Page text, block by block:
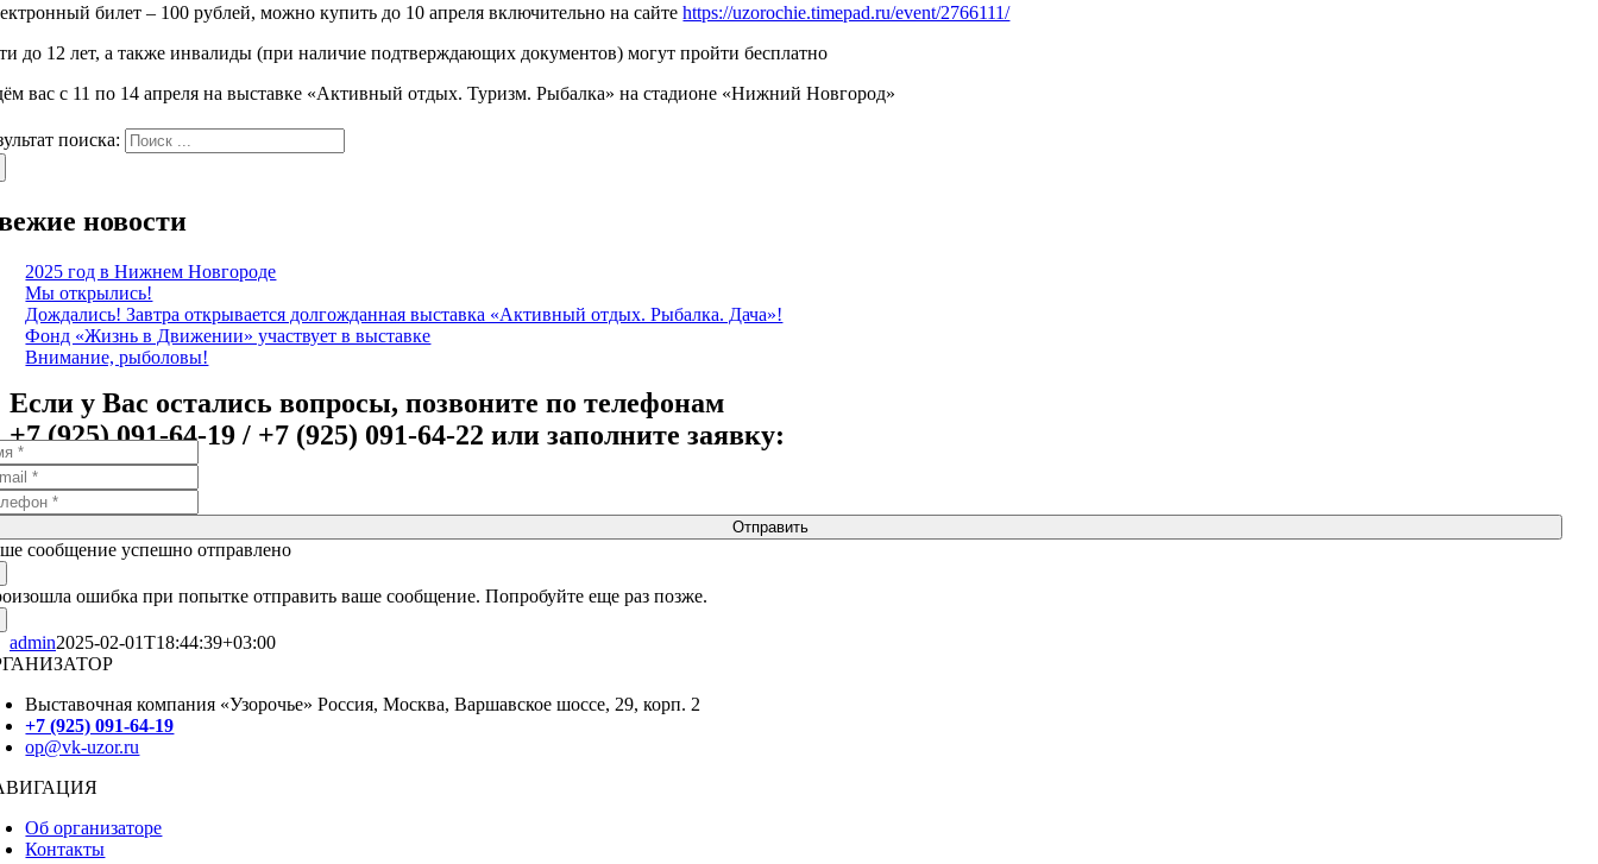
билет – 100 рублей, можно купить до 10 апреля включительно на сайтеhttps://uzorochie.timepad.ru/event/2766111/
до 12 лет, а также инвалиды (при наличие подтверждающих документов) могут пройти бесплатно
вас с 11 по 14 апреля на выставке «Активный отдых. Туризм. Рыбалка» на стадионе «Нижний Новгород»
поиска:
новости
2025 год в Нижнем Новгороде
Мы открылись!
Дождались! Завтра открывается долгожданная выставка «Активный отдых. Рыбалка. Дача»!
Фонд «Жизнь в Движении» участвует в выставке
Внимание, рыболовы!
Если у Вас остались вопросы, позвоните по телефонам
+7 (925) 091-64-19 / +7 (925) 091-64-22 или заполните заявку:
Отправить
сообщение успешно отправлено
ошибка при попытке отправить ваше сообщение. Попробуйте еще раз позже.
admin2025-02-01T18:44:39+03:00
Выставочная компания «Узорочье» Россия, Москва, Варшавское шоссе, 29, корп. 2
+7 (925) 091-64-19
op@vk-uzor.ru
Об организаторе
Контакты